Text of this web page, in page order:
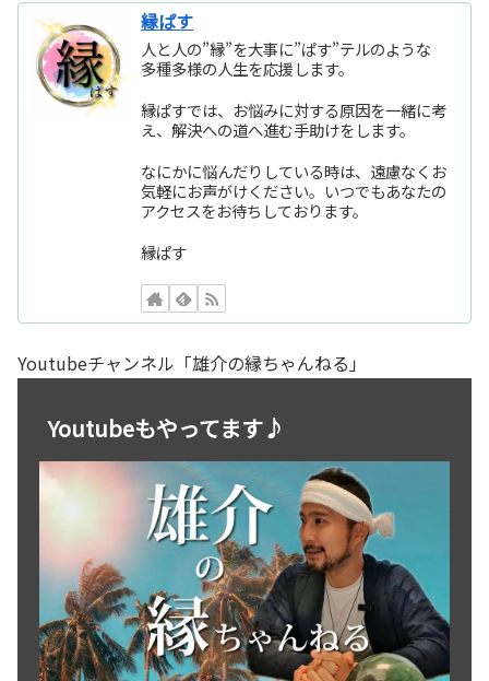
縁ぱす
人と人の”縁”を大事に”ぱす”テルのような
多種多様の人生を応援します。
縁ぱすでは、お悩みに対する原因を一緒に考
え、解決への道へ進む手助けをします。
なにかに悩んだりしている時は、遠慮なくお
気軽にお声がけください。いつでもあなたの
アクセスをお待ちしております。
縁ぱす
Youtubeチャンネル「雄介の縁ちゃんねる」
Youtubeもやってます♪